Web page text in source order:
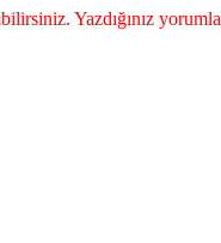
Yazdığınız